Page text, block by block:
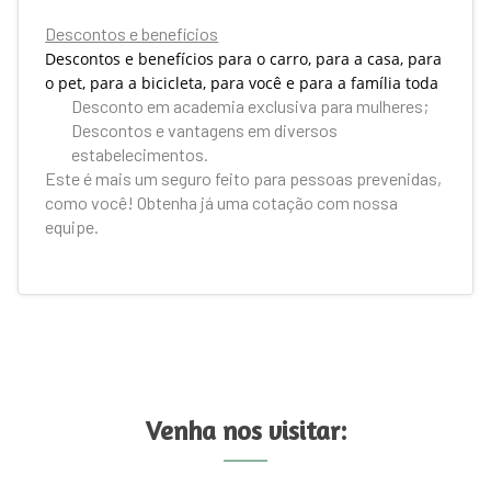
Descontos e benefícios
Descontos e benefícios para o carro, para a casa, para
o pet, para a bicicleta, para você e para a família toda
Desconto em academia exclusiva para mulheres;
Descontos e vantagens em diversos
estabelecimentos.
Este é mais um seguro feito para pessoas prevenidas,
como você! Obtenha já uma cotação com nossa
equipe.
Venha nos visitar: